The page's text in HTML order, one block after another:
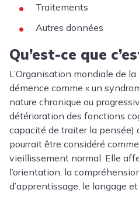
Traitements
Autres données
Qu’est-ce que
L’Organisation mondiale de
démence comme « un
nature chronique ou
détérioration des fonctions
capacité de traiter la pensée)
pourrait être considéré
vieillissement normal. Elle
l’orientation, la
d’apprentissage, le langage